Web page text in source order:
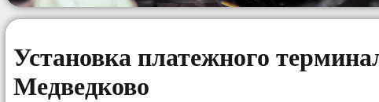
Установка платежного
Медведково